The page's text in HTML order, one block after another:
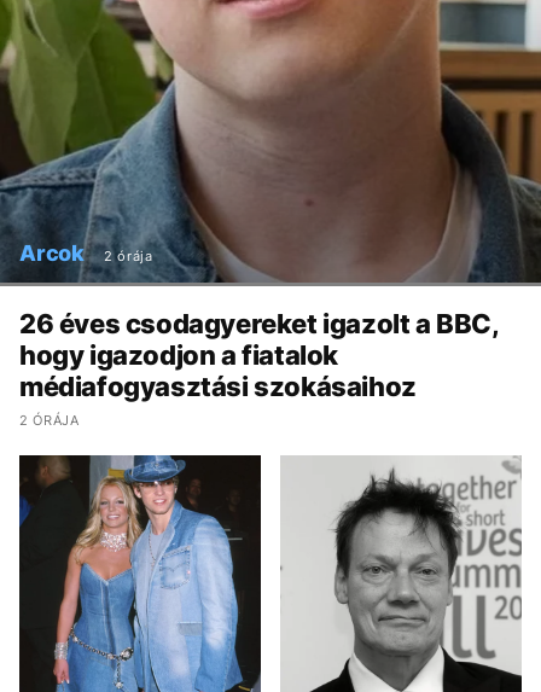
Arcok 2 órája
26 éves csodagyereket igazolt a BBC,
hogy igazodjon a fiatalok
médiafogyasztási szokásaihoz
2 ÓRÁJA